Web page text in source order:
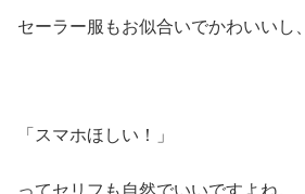
セーラー服もお似合いでかわいいし、
「スマホほしい！」
ってセリフも自然でいいですよね。